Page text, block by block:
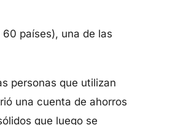
países), una de las
personas que utilizan
una cuenta de ahorros
que luego se